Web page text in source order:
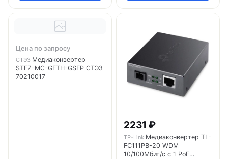
Цена по запросу
СТЭЗ Медиаконвертер
STEZ-MC-GETH-GSFP СТЭЗ
70210017
2231 ₽
TP-Link Медиаконвертер TL-
FC111PB-20 WDM
10/100Мбит/с с 1 PoE